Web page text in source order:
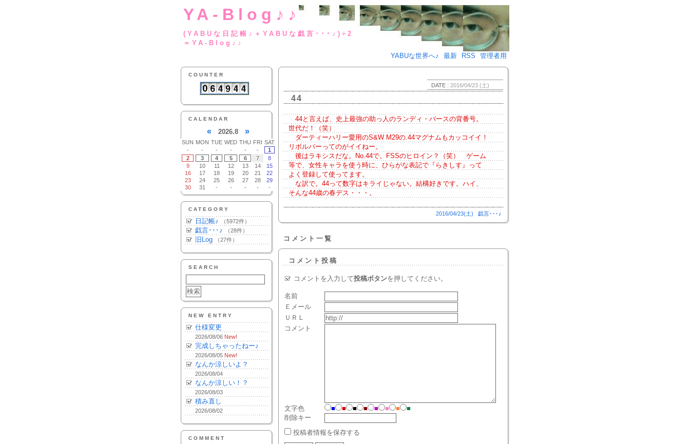
YA-Blog♪♪
(YABUな日記帳♪＋YABUな戯言･･･♪)÷2
＝YA-Blog♪♪
YABUな世界へ♪
最新 RSS 管理者用
COUNTER
CALENDAR
« 2026.8 »
SUN MON TUE WED THU FRI SAT
-
- - - - -
1
2
3 4 5 6 7
8
9
10 11 12 13 14
15
16
17 18 19 20 21
22
23
24 25 26 27 28
29
30
31 - - - - -
CATEGORY
日記帳♪ （5972件）
戯言･･･♪ （28件）
旧Log （27件）
SEARCH
NEW ENTRY
仕様変更
2026/08/06 New!
完成しちゃったねー♪
2026/08/05 New!
なんか涼しいよ？
2026/08/04
なんか涼しい！？
2026/08/03
積み直し
2026/08/02
COMMENT
DATE : 2016/04/23 (土)
44
44と言えば、史上最強の助っ人のランディ・バースの背番号。
世代だ！（笑）
ダーティーハリー愛用のS&W M29の.44マグナムもカッコイイ！
リボルバーってのがイイねー。
後はラキシスだな。No.44で。FSSのヒロイン？（笑） ゲーム
等で、女性キャラを使う時に、ひらがな表記で『らきしす』って
よく登録して使ってます。
な訳で。44って数字はキライじゃない。結構好きです。ハイ、
そんな44歳の春デス・・・。
2016/04/23(土) 戯言･･･♪
コメント一覧
コメント投稿
コメントを入力して投稿ボタンを押してください。
名前
Ｅメール
ＵＲＬ
コメント
文字色 ■ ■ ■ ■ ■ ■ ■
■
削除キー
投稿者情報を保存する